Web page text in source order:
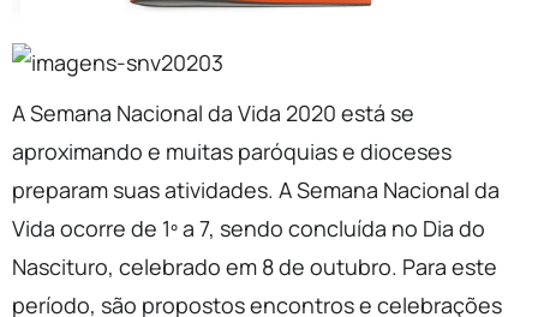
A Semana Nacional da Vida 2020 está se
aproximando e muitas paróquias e dioceses
preparam suas atividades. A Semana Nacional da
Vida ocorre de 1º a 7, sendo concluída no Dia do
Nascituro, celebrado em 8 de outubro. Para este
período, são propostos encontros e celebrações